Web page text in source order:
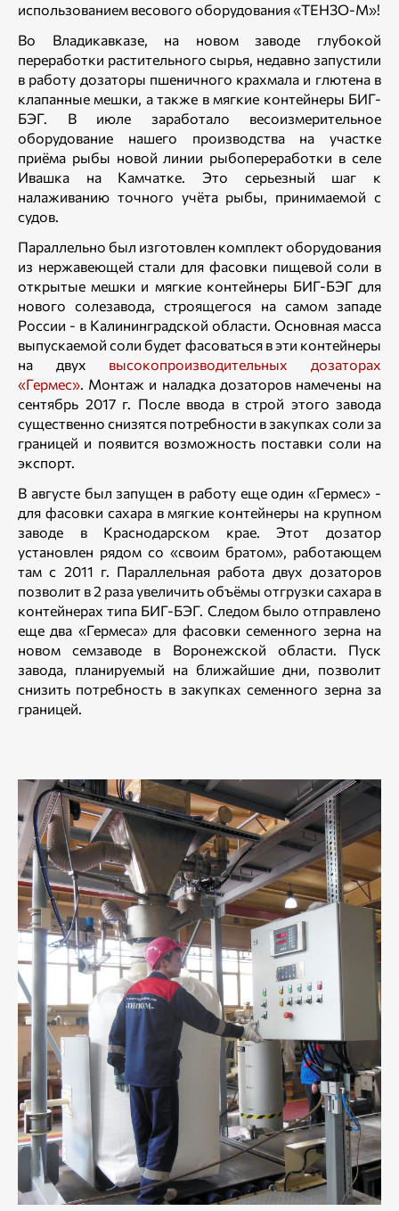
использованием весового оборудования «ТЕНЗО-М»!
Во Владикавказе, на новом заводе глубокой
переработки растительного сырья, недавно запустили
в работу дозаторы пшеничного крахмала и глютена в
клапанные мешки, а также в мягкие контейнеры БИГ-
БЭГ. В июле заработало весоизмерительное
оборудование нашего производства на участке
приёма рыбы новой линии рыбопереработки в селе
Ивашка на Камчатке. Это серьезный шаг к
налаживанию точного учёта рыбы, принимаемой с
судов.
Параллельно был изготовлен комплект оборудования
из нержавеющей стали для фасовки пищевой соли в
открытые мешки и мягкие контейнеры БИГ-БЭГ для
нового солезавода, строящегося на самом западе
России - в Калининградской области. Основная масса
выпускаемой соли будет фасоваться в эти контейнеры
на двух высокопроизводительных дозаторах
«Гермес». Монтаж и наладка дозаторов намечены на
сентябрь 2017 г. После ввода в строй этого завода
существенно снизятся потребности в закупках соли за
границей и появится возможность поставки соли на
экспорт.
В августе был запущен в работу еще один «Гермес» -
для фасовки сахара в мягкие контейнеры на крупном
заводе в Краснодарском крае. Этот дозатор
установлен рядом со «своим братом», работающем
там с 2011 г. Параллельная работа двух дозаторов
позволит в 2 раза увеличить объёмы отгрузки сахара в
контейнерах типа БИГ-БЭГ. Следом было отправлено
еще два «Гермеса» для фасовки семенного зерна на
новом семзаводе в Воронежской области. Пуск
завода, планируемый на ближайшие дни, позволит
снизить потребность в закупках семенного зерна за
границей.